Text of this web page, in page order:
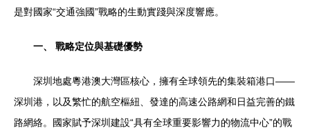
是對國家“交通強國”戰略的生動實踐與深度響應。
一、 戰略定位與基礎優勢
深圳地處粵港澳大灣區核心，擁有全球領先的集裝箱港口——
深圳港，以及繁忙的航空樞紐、發達的高速公路網和日益完善的鐵
路網絡。國家賦予深圳建設“具有全球重要影響力的物流中心”的戰